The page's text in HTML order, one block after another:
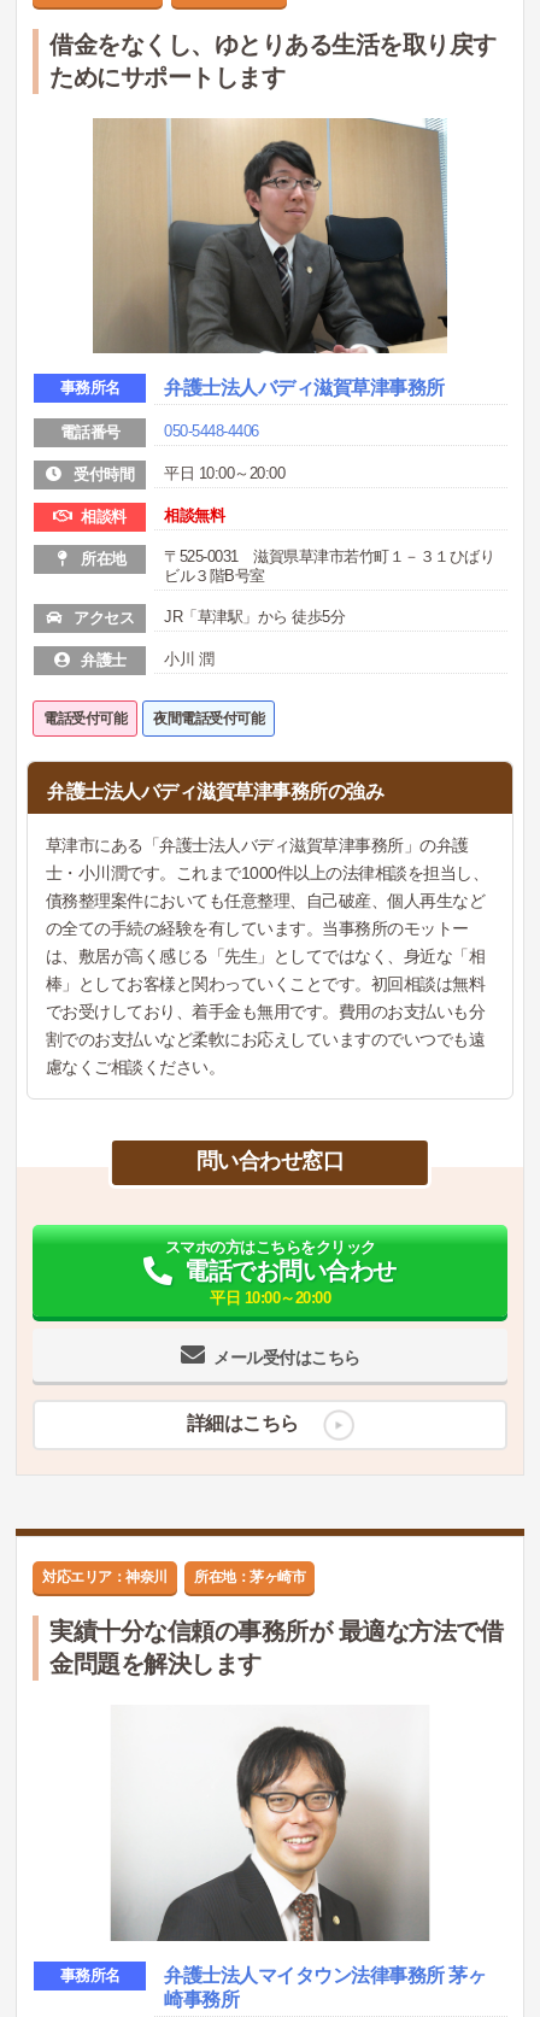
借金をなくし、ゆとりある生活を取り戻す
ためにサポートします
事務所名 弁護士法人バディ滋賀草津事務所
電話番号 050-5448-4406
受付時間 平日 10:00～20:00
相談料 相談無料
所在地
〒525-0031 滋賀県草津市若竹町１－３１ひばり
ビル３階B号室
アクセス JR「草津駅」から 徒歩5分
弁護士 小川 潤
電話受付可能 夜間電話受付可能
弁護士法人バディ滋賀草津事務所の強み
草津市にある「弁護士法人バディ滋賀草津事務所」の弁護
士・小川潤です。これまで1000件以上の法律相談を担当し、
債務整理案件においても任意整理、自己破産、個人再生など
の全ての手続の経験を有しています。当事務所のモットー
は、敷居が高く感じる「先生」としてではなく、身近な「相
棒」としてお客様と関わっていくことです。初回相談は無料
でお受けしており、着手金も無用です。費用のお支払いも分
割でのお支払いなど柔軟にお応えしていますのでいつでも遠
慮なくご相談ください。
問い合わせ窓口
メール受付はこちら
スマホの方はこちらをクリック
電話でお問い合わせ
平日 10:00～20:00
詳細はこちら
対応エリア：神奈川 所在地：茅ヶ崎市
実績十分な信頼の事務所が 最適な方法で借
金問題を解決します
事務所名
弁護士法人マイタウン法律事務所 茅ヶ
崎事務所